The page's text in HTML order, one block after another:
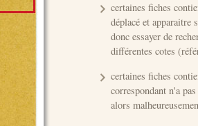
certaines fiches
déplacé et apparaitre
donc essayer de
différentes cotes
certaines fiches
correspondant n'a
alors